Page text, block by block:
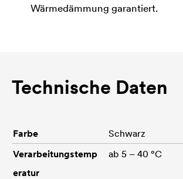
Wärmedämmung garantiert.
Technische Daten
Farbe
Schwarz
Verarbeitungstemp
eratur
ab 5 – 40 °C